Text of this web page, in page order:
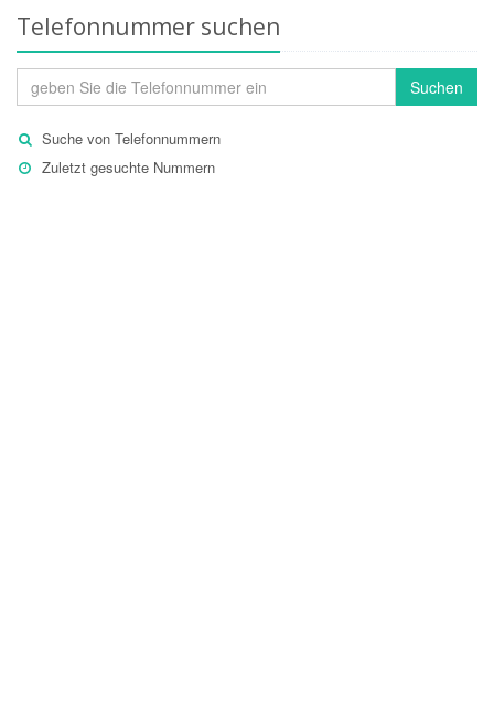
Telefonnummer suchen
Suchen
Suche von Telefonnummern
Zuletzt gesuchte Nummern